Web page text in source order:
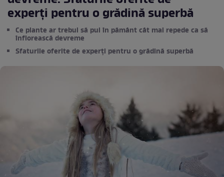
experți pentru o grădină superbă
Ce plante ar trebui să pui în pământ cât mai repede ca să
înflorească devreme
Sfaturile oferite de experți pentru o grădină superbă